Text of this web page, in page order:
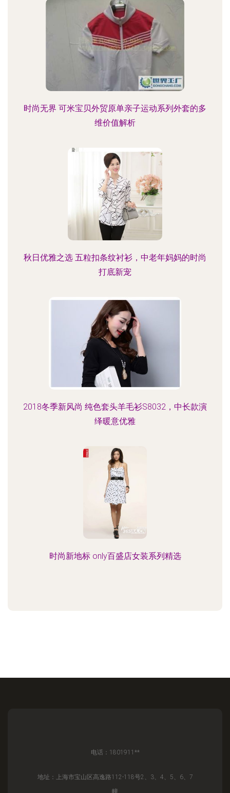
时尚无界 可米宝贝外贸原单亲子运动系列外套的多
维价值解析
秋日优雅之选 五粒扣条纹衬衫，中老年妈妈的时尚
打底新宠
2018冬季新风尚 纯色套头羊毛衫S8032，中长款演
绎暖意优雅
时尚新地标 only百盛店女装系列精选
电话：1801911**
地址：上海市宝山区高逸路112-118号2、3、4、5、6、7
幢